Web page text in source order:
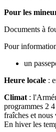
Pour les
Documents à
Pour
un
Heure locale :
Climat :
programmes 2
fraîches et nous
En hiver les